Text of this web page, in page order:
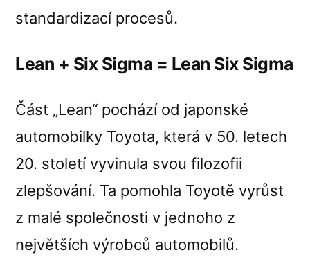
standardizací procesů.
Lean + Six Sigma = Lean Six Sigma
Část „Lean“ pochází od japonské
automobilky Toyota, která v 50. letech
20. století vyvinula svou filozofii
zlepšování. Ta pomohla Toyotě vyrůst
z malé společnosti v jednoho z
největších výrobců automobilů.